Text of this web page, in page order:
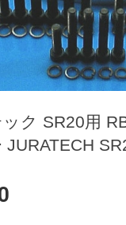
ク SR20用
JURATECH